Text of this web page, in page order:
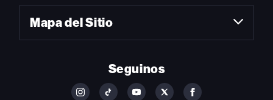
Mapa del Sitio
Seguinos
FOLLOWFOLLOWFOLLOWFOLLOWFOLLOW